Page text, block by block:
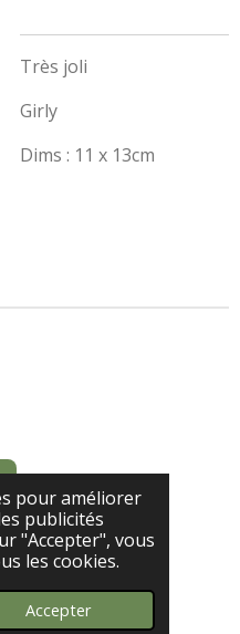
pour améliorer
publicités
"Accepter", vous
les cookies.
Accepter
Très joli
Girly
Dims : 11 x 13cm